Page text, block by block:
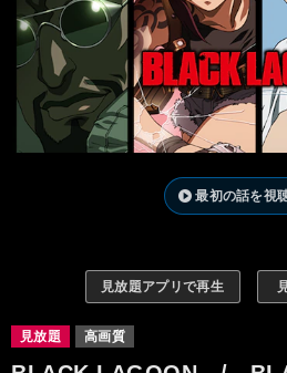
最初の話を視
見放題アプリで再生
見放題 高画質